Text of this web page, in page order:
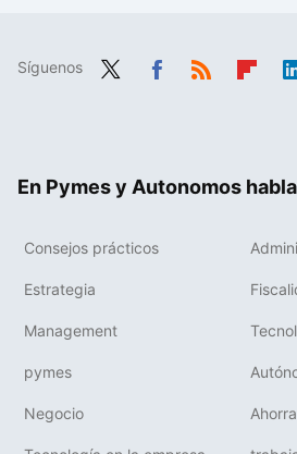
Síguenos
En Pymes y Autonomos
Consejos prácticos
Estrategia
Management
pymes
Negocio